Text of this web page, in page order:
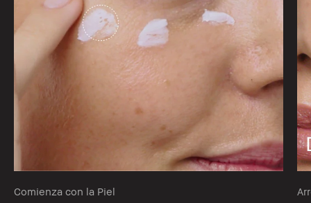
Comienza con la Piel